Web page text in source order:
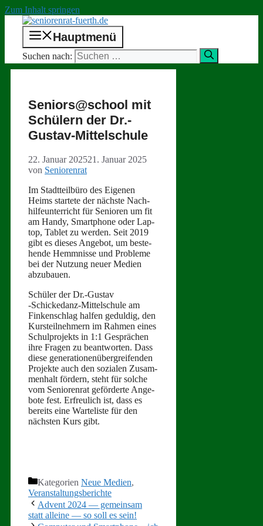
Zum Inhalt springen
Hauptmenü
Suchen nach:
Seniors@school mit
Schülern der Dr.-
Gustav-Mittelschule
22. Januar 202521. Januar 2025
von Seniorenrat
Im Stadt­teil­büro des Eige­nen
Heims startete der näch­ste Nach­
hil­fe­un­ter­richt für Senioren um fit
am Handy, Smart­phone oder Lap­
top, Tablet zu wer­den. Seit 2019
gibt es dieses Ange­bot, um beste­
hende Hemm­nisse und Prob­leme
bei der Nutzung neuer Medi­en
abzubauen.
Schüler der Dr.-Gustav
‑Schickedanz-Mit­telschule am
Finken­schlag halfen geduldig, den
Kursteil­nehmern im Rah­men eines
Schul­pro­jek­ts in 1:1 Gesprächen
ihre Fra­gen zu beant­worten. Dass
diese gen­er­a­tio­nenüber­greifend­en
Pro­jek­te auch den sozialen Zusam­
men­halt fördern, ste­ht für solche
vom Senioren­rat geförderte Ange­
bote fest. Erfreulich ist, dass es
bere­its eine Warteliste für den
näch­sten Kurs gibt.
Kategorien Neue Medien,
Veranstaltungsberichte
Advent 2024 — gemeinsam
statt alleine — so soll es sein!